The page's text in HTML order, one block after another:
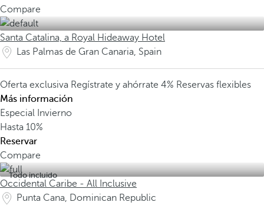
Compare
Santa Catalina, a Royal Hideaway Hotel
Las Palmas de Gran Canaria, Spain
Oferta exclusiva Regístrate y ahórrate 4% Reservas flexibles
Más información
Especial Invierno
Hasta 10%
Reservar
Compare
Todo incluido
Occidental Caribe - All Inclusive
Punta Cana, Dominican Republic